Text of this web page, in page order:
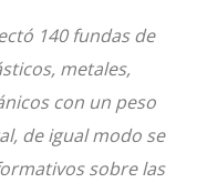
140 fundas de
metales,
con un peso
de igual modo se
sobre las